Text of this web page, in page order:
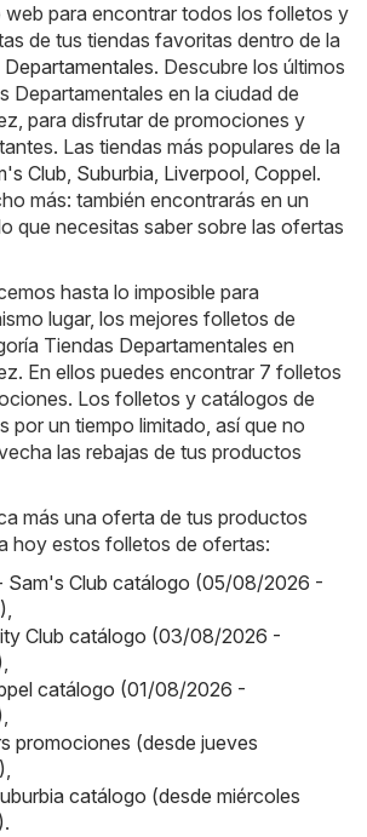
web para encontrar todos los folletos y
de tus tiendas favoritas dentro de la
. Descubre los últimos
Departamentales en la ciudad de
para disfrutar de promociones y
Las tiendas más populares de la
Club, Suburbia, Liverpool, Coppel.
más: también encontrarás en un
que necesitas saber sobre las ofertas
hasta lo imposible para
lugar, los mejores folletos de
Tiendas Departamentales en
En ellos puedes encontrar 7 folletos
Los folletos y catálogos de
por un tiempo limitado, así que no
las rebajas de tus productos
más una oferta de tus productos
hoy estos folletos de ofertas:
Sam's Club catálogo (05/08/2026 -
,
Club catálogo (03/08/2026 -
,
catálogo (01/08/2026 -
,
promociones (desde jueves
,
catálogo (desde miércoles
.